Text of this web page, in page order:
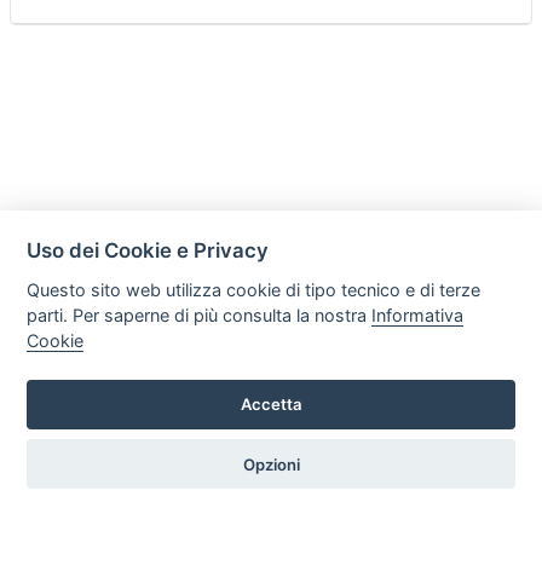
Tel. +39 0296846010 / +39 3472680371 Email: info@legalaiditalia.it
Uso dei Cookie e Privacy
Questo sito web utilizza cookie di tipo tecnico e di terze
parti. Per saperne di più consulta la nostra Informativa
Cookie
Accetta
Opzioni